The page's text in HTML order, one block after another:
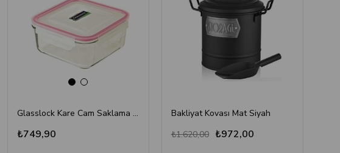
Glasslock Kare Cam Saklama Kabı 1200 ml - Büyük Boy, Fırın Uyumlu, Sızdırmaz Temperli Cam
₺749,90
Bakliyat Kovası Mat Siyah
₺972,00
₺1.620,00